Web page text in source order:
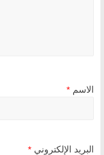
الاسم *
البريد الإلكتروني *